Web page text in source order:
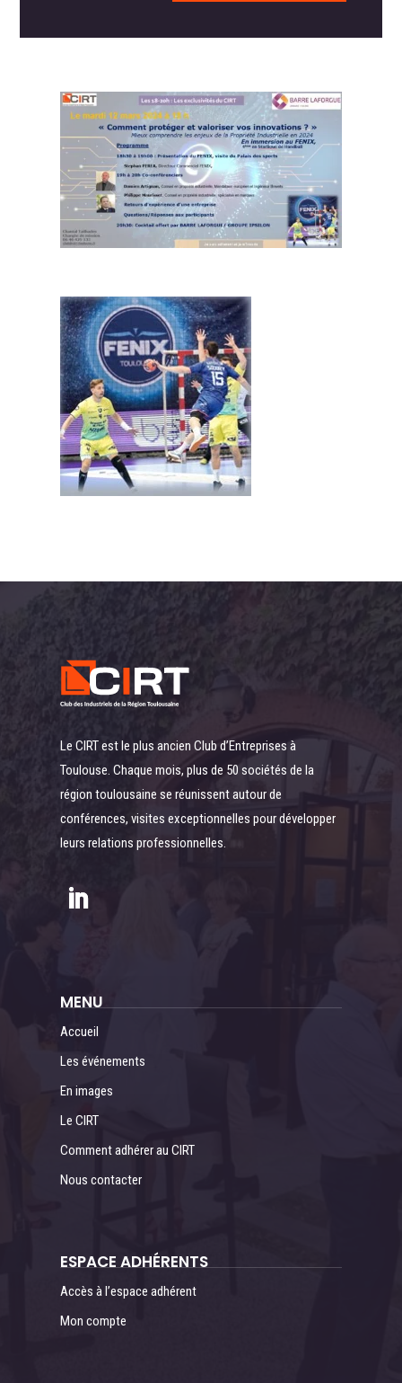
Le CIRT est le plus ancien Club d’Entreprises à
Toulouse. Chaque mois, plus de 50 sociétés de la
région toulousaine se réunissent autour de
conférences, visites exceptionnelles pour développer
leurs relations professionnelles.
MENU
Accueil
Les événements
En images
Le CIRT
Comment adhérer au CIRT
Nous contacter
ESPACE ADHÉRENTS
Accès à l’espace adhérent
Mon compte